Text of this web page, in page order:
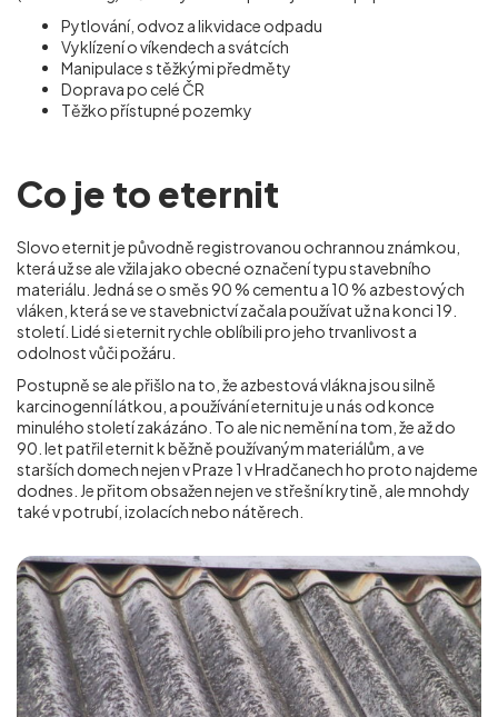
Pytlování, odvoz a likvidace odpadu
Vyklízení o víkendech a svátcích
Manipulace s těžkými předměty
Doprava po celé ČR
Těžko přístupné pozemky
Co je to eternit
Slovo eternit je původně registrovanou ochrannou známkou,
která už se ale vžila jako obecné označení typu stavebního
materiálu. Jedná se o směs 90 % cementu a 10 % azbestových
vláken, která se ve stavebnictví začala používat už na konci 19.
století. Lidé si eternit rychle oblíbili pro jeho trvanlivost a
odolnost vůči požáru.
Postupně se ale přišlo na to, že azbestová vlákna jsou silně
karcinogenní látkou, a používání eternitu je u nás od konce
minulého století zakázáno. To ale nic nemění na tom, že až do
90. let patřil eternit k běžně používaným materiálům, a ve
starších domech nejen v Praze 1 v Hradčanech ho proto najdeme
dodnes. Je přitom obsažen nejen ve střešní krytině, ale mnohdy
také v potrubí, izolacích nebo nátěrech.